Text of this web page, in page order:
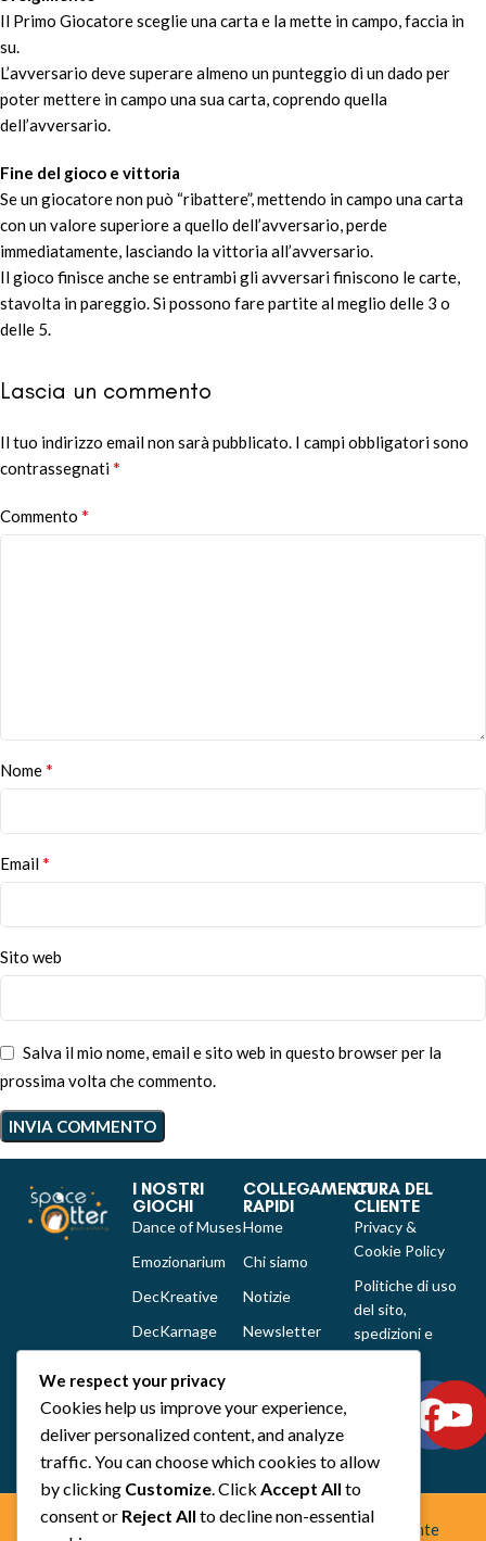
Il Primo Giocatore sceglie una carta e la mette in campo, faccia in
su.
L’avversario deve superare almeno un punteggio di un dado per
poter mettere in campo una sua carta, coprendo quella
dell’avversario.
Fine del gioco e vittoria
Se un giocatore non può “ribattere”, mettendo in campo una carta
con un valore superiore a quello dell’avversario, perde
immediatamente, lasciando la vittoria all’avversario.
Il gioco finisce anche se entrambi gli avversari finiscono le carte,
stavolta in pareggio. Si possono fare partite al meglio delle 3 o
delle 5.
Lascia un commento
Il tuo indirizzo email non sarà pubblicato. I campi obbligatori sono
contrassegnati*
Commento *
Nome*
Email*
Sito web
Salva il mio nome, email e sito web in questo browser per la
prossima volta che commento.
Alternative:
I NOSTRI
GIOCHI
Dance of Muses
Emozionarium
DecKreative
DecKarnage
Out of the box
comics
Tutti i prodotti
COLLEGAMENTI
RAPIDI
Home
Chi siamo
Notizie
Newsletter
CURA DEL
CLIENTE
Privacy &
Cookie Policy
Politiche di uso
del sito,
spedizioni e
reclami
Space Otter Publishing è uno studio creativo indipendente
We respect your privacy
Cookies help us improve your experience,
deliver personalized content, and analyze
traffic. You can choose which cookies to allow
by clicking Customize. Click Accept All to
consent or Reject All to decline non-essential